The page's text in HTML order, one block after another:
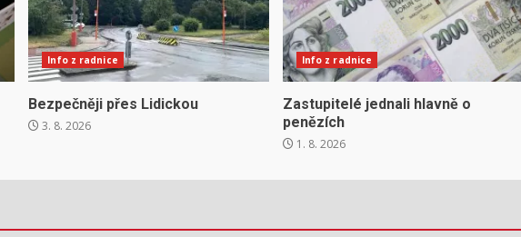
Info z radnice
Bezpečněji přes Lidickou
3. 8. 2026
Info z radnice
Zastupitelé jednali hlavně o
penězích
1. 8. 2026